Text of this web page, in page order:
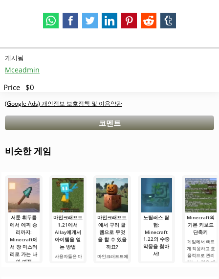
게시됨
Mceadmin
Price $0
(Google Ads) 개인정보 보호정책 및 이용약관
코멘트
비슷한 게임
서툰 휘두름
에서 에픽 승
리까지:
Minecraft에
서 창 마스터
리로 가는 나
의 여정
마인크래프트
1.21에서
Allay에게서
아이템을 얻
는 방법
사용자들은 마
마인크래프트
에서 구리 골
렘으로 무엇
을 할 수 있을
까요?
마인크래프트에
노틸러스 탐
험:
Minecraft
1.22의 수중
악몽을 찾아
서!
Minecraft의
기본 키보드
단축키
게임에서 빠르
게 적응하고 효
율적으로 관리
하는 능력은 매